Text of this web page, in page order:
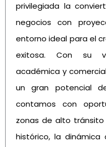
privilegiada la
negocios con
entorno ideal para el
exitosa. Con su
académica y
un gran potencial
contamos con
zonas de alto
histórico, la